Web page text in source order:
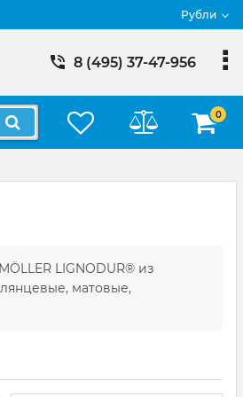
Рубли
8 (495) 37-47-956
0
LIGNODUR® из
матовые,